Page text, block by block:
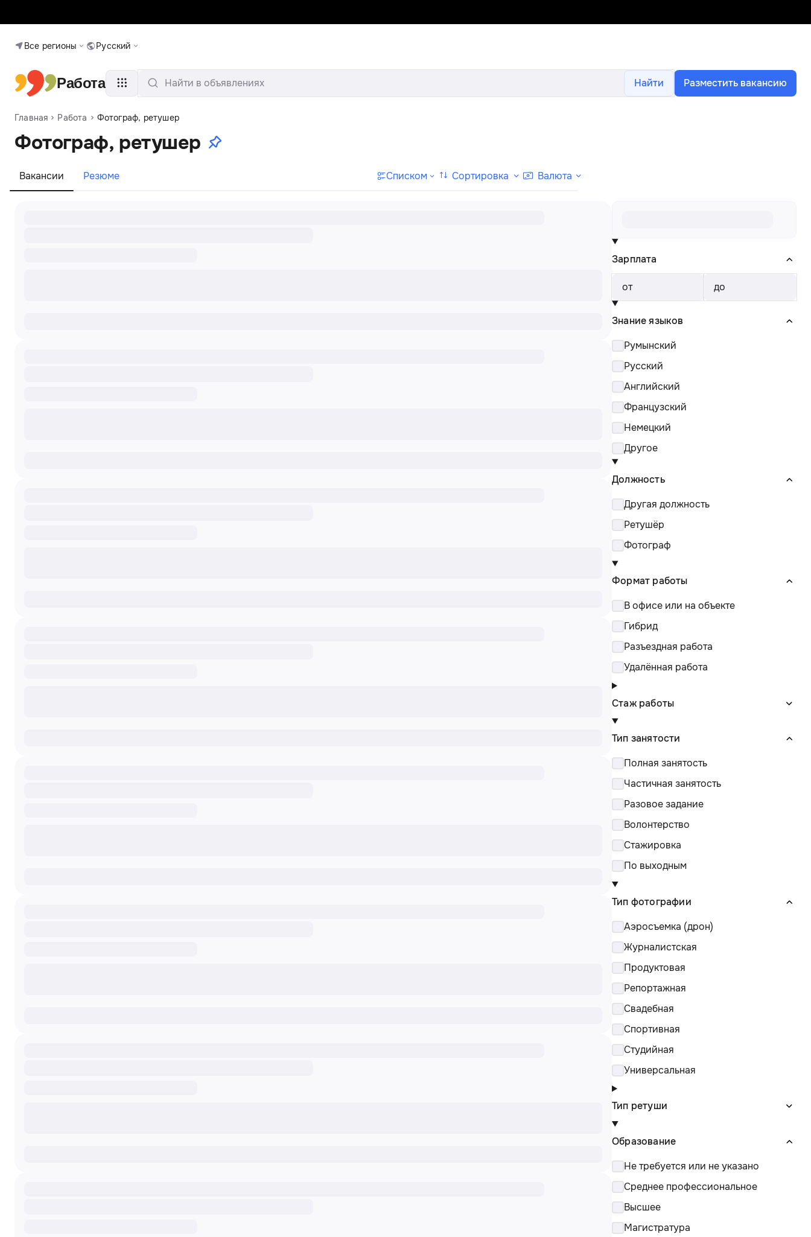
Все регионы Русский
Работа Найти в объявлениях Найти Разместить вакансию
Главная Работа Фотограф, ретушер
Фотограф, ретушер
Вакансии Резюме Списком Сортировка Валюта
Зарплата
от до
Знание языков
Румынский
Русский
Английский
Французский
Немецкий
Другое
Должность
Другая должность
Ретушёр
Фотограф
Формат работы
В офисе или на объекте
Гибрид
Разъездная работа
Удалённая работа
Стаж работы
Тип занятости
Полная занятость
Частичная занятость
Разовое задание
Волонтерство
Стажировка
По выходным
Тип фотографии
Аэросъемка (дрон)
Журналистская
Продуктовая
Репортажная
Свадебная
Спортивная
Студийная
Универсальная
Тип ретуши
Образование
Не требуется или не указано
Среднее профессиональное
Высшее
Магистратура